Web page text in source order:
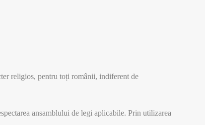
religios, pentru toți românii, indiferent de
ansamblului de legi aplicabile. Prin utilizarea